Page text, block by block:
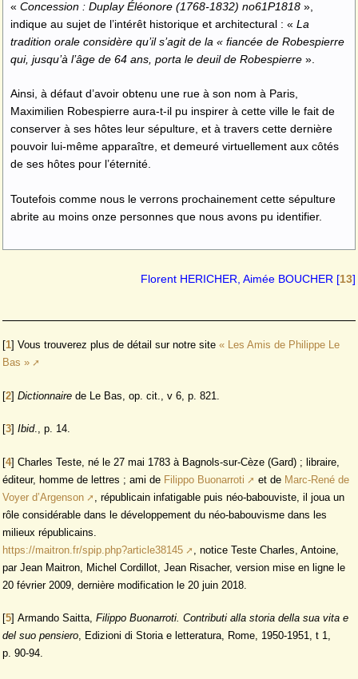
« Concession : Duplay Éléonore (1768-1832) no61P1818»,
indique au sujet de l’intérêt historique et architectural : « La
tradition orale considère qu’il s’agit de la « fiancée de Robespierre
qui, jusqu’à l’âge de 64 ans, porta le deuil de Robespierre».
Ainsi, à défaut d’avoir obtenu une rue à son nom à Paris,
Maximilien Robespierre aura-t-il pu inspirer à cette ville le fait de
conserver à ses hôtes leur sépulture, et à travers cette dernière
pouvoir lui-même apparaître, et demeuré virtuellement aux côtés
de ses hôtes pour l’éternité.
Toutefois comme nous le verrons prochainement cette sépulture
abrite au moins onze personnes que nous avons pu identifier.
Florent HERICHER, Aimée BOUCHER [13]
[1] Vous trouverez plus de détail sur notre site « Les Amis de Philippe Le
Bas »
[2] Dictionnaire de Le Bas, op. cit., v 6, p. 821.
[3] Ibid., p. 14.
[4] Charles Teste, né le 27 mai 1783 à Bagnols-sur-Cèze (Gard) ; libraire,
éditeur, homme de lettres ; ami de Filippo Buonarroti et de Marc-René de
Voyer d’Argenson
, républicain infatigable puis néo-babouviste, il joua un
rôle considérable dans le développement du néo-babouvisme dans les
milieux républicains.
https://maitron.fr/spip.php?article38145
, notice Teste Charles, Antoine,
par Jean Maitron, Michel Cordillot, Jean Risacher, version mise en ligne le
20 février 2009, dernière modification le 20 juin 2018.
[5] Armando Saitta, Filippo Buonarroti. Contributi alla storia della sua vita e
del suo pensiero, Edizioni di Storia e letteratura, Rome, 1950-1951, t 1,
p. 90-94.